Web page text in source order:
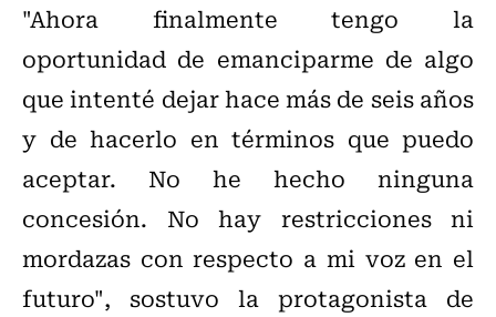
"Ahora finalmente tengo la
oportunidad de emanciparme de algo
que intenté dejar hace más de seis años
y de hacerlo en términos que puedo
aceptar. No he hecho ninguna
concesión. No hay restricciones ni
mordazas con respecto a mi voz en el
futuro", sostuvo la protagonista de